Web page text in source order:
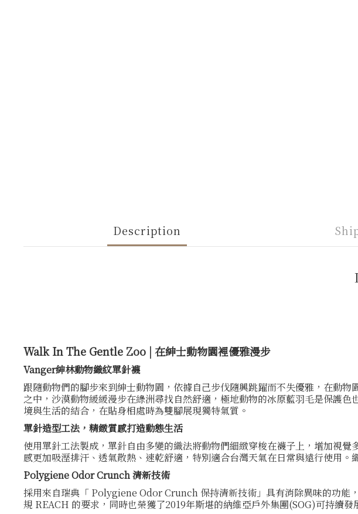
Description
Walk In The Gentle Zoo | 在紳士動物園裡優雅漫步
Vanger紳林動物織紋單針襪
跟隨動物們的腳步來到紳士動物園，依據自己步伐隨興跳躍而不失優雅，在動
之中，沙漠動物緩緩漫步在綠洲尋找自然舒適，極地動物的冰原藍羽毛是保護
境與生活的結合，在貼身相處時為雙腳展現獨特氣質。
單針造型工法，精緻質感打造動態生活
使用單針工法製成，單針自由多變的織法將動物們細緻穿梭在襪子上，增加視
感更加吸溼排汗、透氣散熱、速乾舒適，特別適合台灣天氣在日常與遠行使用
Polygiene Odor Crunch 清新技術
採用來自瑞典「 Polygiene Odor Crunch 保持清新技術」具有消除異味的功
規 REACH 的要求，同時也榮獲了2019年斯堪的納維亞戶外集團(SOG)可持續發